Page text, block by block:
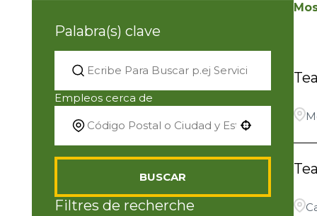
Palabra(s) clave
Empleos cerca de
BUSCAR
Filtres de recherche